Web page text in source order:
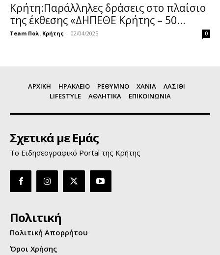
Κρήτη:Παράλληλες δράσεις στο πλαίσιο
της έκθεσης «ΔΗΠΕΘΕ Κρήτης – 50...
Team Πολ. Κρήτης - 02/04/2025 0
ΑΡΧΙΚΗ ΗΡΑΚΛΕΙΟ ΡΕΘΥΜΝΟ ΧΑΝΙΑ
ΛΑΣΙΘΙ
LIFESTYLE
ΑΘΛΗΤΙΚΑ ΕΠΙΚΟΙΝΩΝΙΑ
Σχετικά με Εμάς
Το Ειδησεογραφικό Portal της Κρήτης
Πολιτική
Πολιτική Απορρήτου
Όροι Χρήσης